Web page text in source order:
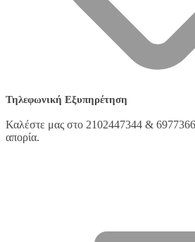
Τηλεφωνική Εξυπηρέτηση
Καλέστε μας στο 2102447344 &
απορία.